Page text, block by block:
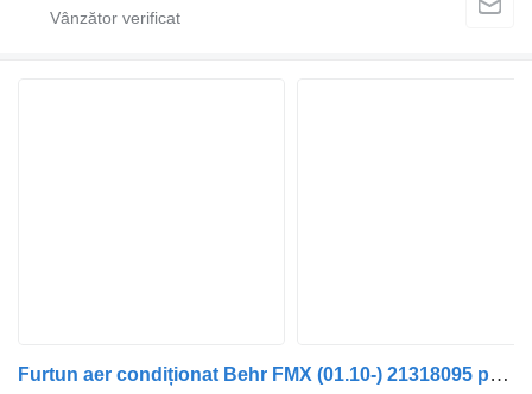
Furtun aer condiționat Behr FMX (01.10-) 21318095 pentru camion Volvo FM7-FM12, FM, FMX (1998-2014)